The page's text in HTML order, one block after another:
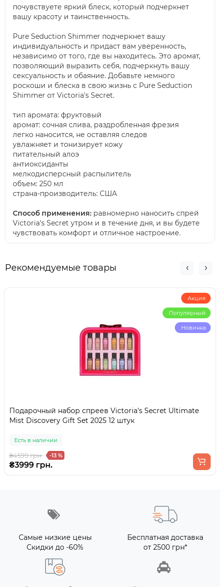
почувствуете яркий блеск, который подчеркнет
вашу красоту и таинственность.
Pure Seduction Shimmer подчеркнет вашу
индивидуальность и придаст вам уверенность,
независимо от того, где вы находитесь. Это аромат,
позволяющий выразить себя, подчеркнуть вашу
сексуальность и обаяние. Добавьте немного
роскоши и блеска в свою жизнь с Pure Seduction
Shimmer от Victoria's Secret.
тип аромата: фруктовый
аромат: сочная слива, раздробленная фрезия
легко наносится, не оставляя следов
увлажняет и тонизирует кожу
питательный алоэ
антиоксиданты
мелкодисперсный распылитель
объем: 250 мл
страна-производитель: США
Способ применения: равномерно наносить спрей
Victoria's Secret утром и в течение дня, и вы будете
чувствовать комфорт и отличное настроение.
Рекомендуемые товары
Акция
Популярный
Новинка
Подарочный набор спреев Victoria's Secret Ultimate
Mist Discovery Gift Set 2025 12 штук
Есть в наличии
₴4599 грн. -13 %
₴3999 грн.
Самые низкие цены
Скидки до -60%
Бесплатная доставка
от 2500 грн*